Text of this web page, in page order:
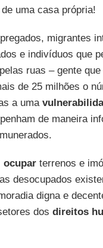
uma casa própria!
migrantes
e indivíduos que
ruas – gente que
de 25 milhões o
a uma
de maneira
ocuparterrenos e
desocupados
digna e
dos direitos